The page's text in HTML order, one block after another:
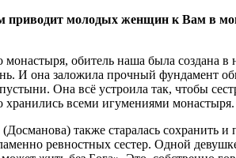
молодых женщин к Вам в
обитель наша была создана
И она заложила прочный фундамент
пустыни. Она всё устроила так, чтобы
всеми игумениями монастыря.
также старалась сохранить
ревностных сестер. Одной